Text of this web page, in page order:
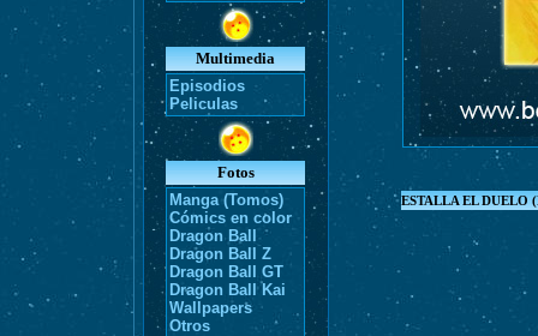
Multimedia
Episodios
Peliculas
Fotos
Manga (Tomos)
Cómics en color
Dragon Ball
Dragon Ball Z
Dragon Ball GT
Dragon Ball Kai
Wallpapers
Otros
ESTALLA EL DUELO(